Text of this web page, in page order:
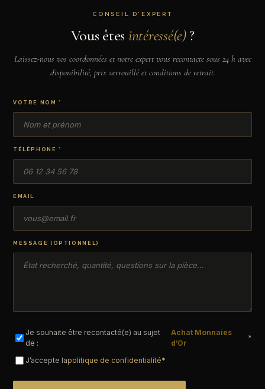
CONSEIL D’EXPERT
Vous êtes intéressé(e)?
Laissez-nous vos coordonnées et notre expert vous recontacte sous 24 h avec
disponibilité, prix verrouillé et conditions de retrait.
VOTRE NOM *
TÉLÉPHONE *
EMAIL
MESSAGE (OPTIONNEL)
Je souhaite être recontacté(e) au sujet
de :
Achat Monnaies
d’Or
*
J’accepte lapolitique de confidentialité*